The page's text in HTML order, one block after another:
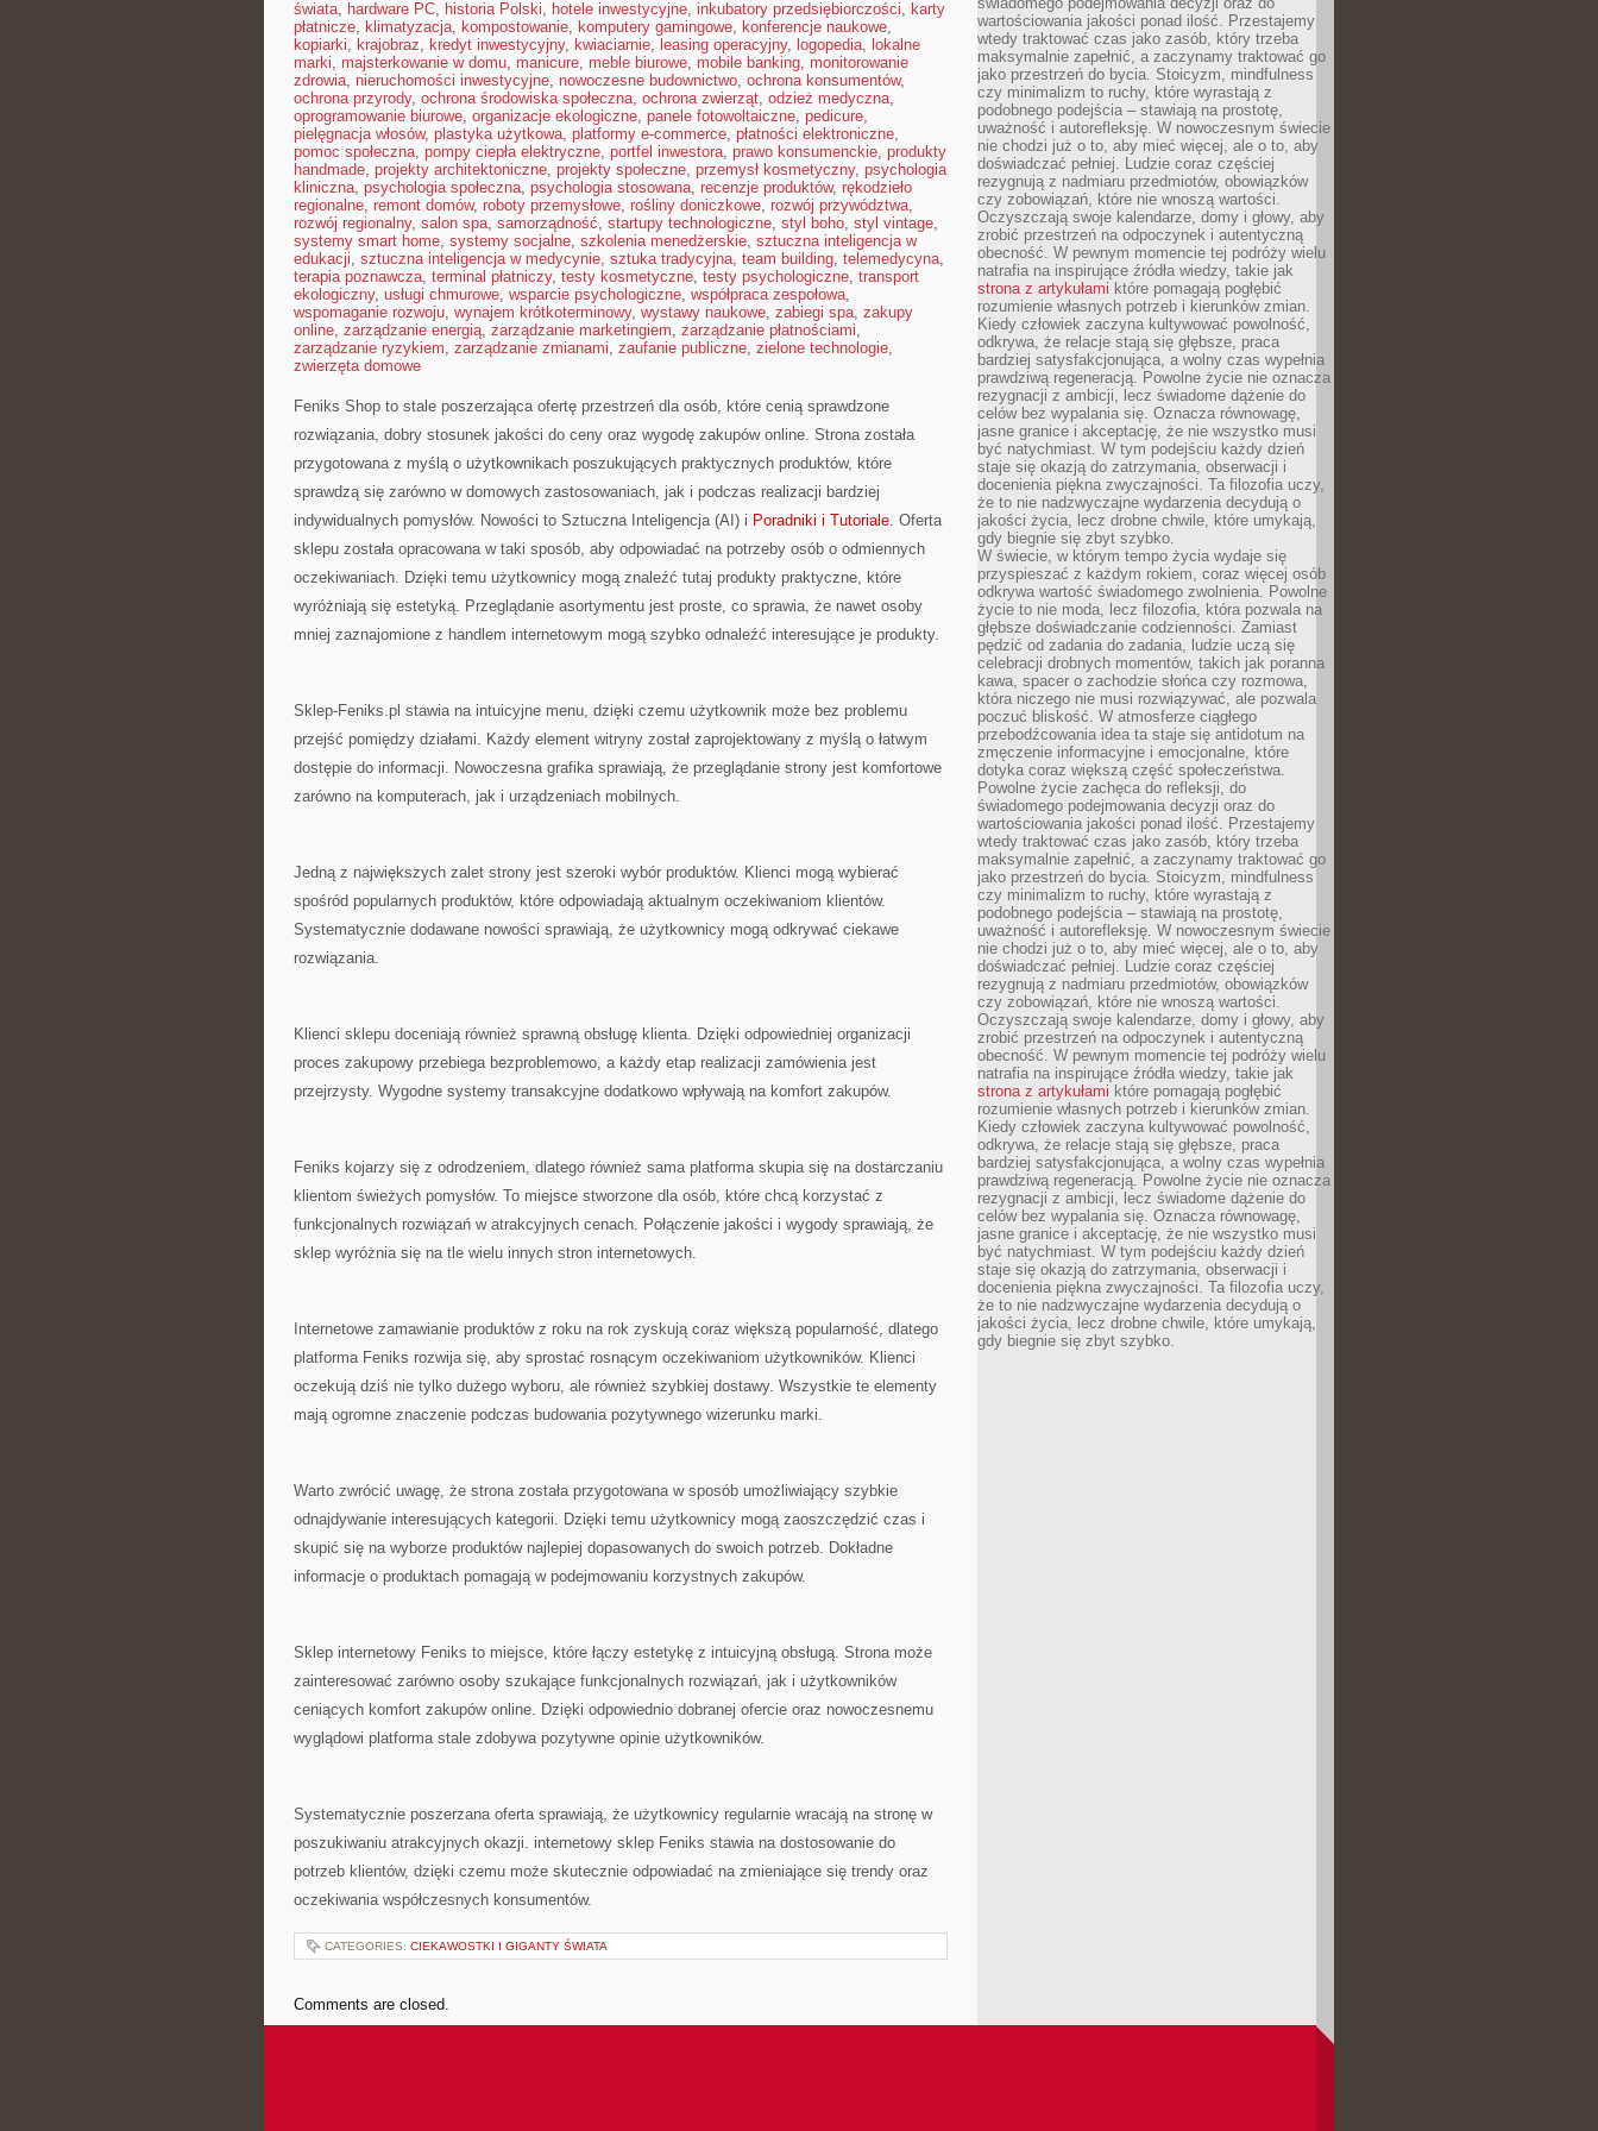
świata, hardware PC, historia Polski, hotele inwestycyjne, inkubatory przedsiębiorczości, karty
płatnicze, klimatyzacja, kompostowanie, komputery gamingowe, konferencje naukowe,
kopiarki, krajobraz, kredyt inwestycyjny, kwiaciarnie, leasing operacyjny, logopedia, lokalne
marki, majsterkowanie w domu, manicure, meble biurowe, mobile banking, monitorowanie
zdrowia, nieruchomości inwestycyjne, nowoczesne budownictwo, ochrona konsumentów,
ochrona przyrody, ochrona środowiska społeczna, ochrona zwierząt, odzież medyczna,
oprogramowanie biurowe, organizacje ekologiczne, panele fotowoltaiczne, pedicure,
pielęgnacja włosów, plastyka użytkowa, platformy e-commerce, płatności elektroniczne,
pomoc społeczna, pompy ciepła elektryczne, portfel inwestora, prawo konsumenckie, produkty
handmade, projekty architektoniczne, projekty społeczne, przemysł kosmetyczny, psychologia
kliniczna, psychologia społeczna, psychologia stosowana, recenzje produktów, rękodzieło
regionalne, remont domów, roboty przemysłowe, rośliny doniczkowe, rozwój przywództwa,
rozwój regionalny, salon spa, samorządność, startupy technologiczne, styl boho, styl vintage,
systemy smart home, systemy socjalne, szkolenia menedżerskie, sztuczna inteligencja w
edukacji, sztuczna inteligencja w medycynie, sztuka tradycyjna, team building, telemedycyna,
terapia poznawcza, terminal płatniczy, testy kosmetyczne, testy psychologiczne, transport
ekologiczny, usługi chmurowe, wsparcie psychologiczne, współpraca zespołowa,
wspomaganie rozwoju, wynajem krótkoterminowy, wystawy naukowe, zabiegi spa, zakupy
online, zarządzanie energią, zarządzanie marketingiem, zarządzanie płatnościami,
zarządzanie ryzykiem, zarządzanie zmianami, zaufanie publiczne, zielone technologie,
zwierzęta domowe
Feniks Shop to stale poszerzająca ofertę przestrzeń dla osób, które cenią sprawdzone
rozwiązania, dobry stosunek jakości do ceny oraz wygodę zakupów online. Strona została
przygotowana z myślą o użytkownikach poszukujących praktycznych produktów, które
sprawdzą się zarówno w domowych zastosowaniach, jak i podczas realizacji bardziej
indywidualnych pomysłów. Nowości to Sztuczna Inteligencja (AI) i Poradniki i Tutoriale. Oferta
sklepu została opracowana w taki sposób, aby odpowiadać na potrzeby osób o odmiennych
oczekiwaniach. Dzięki temu użytkownicy mogą znaleźć tutaj produkty praktyczne, które
wyróżniają się estetyką. Przeglądanie asortymentu jest proste, co sprawia, że nawet osoby
mniej zaznajomione z handlem internetowym mogą szybko odnaleźć interesujące je produkty.
Sklep-Feniks.pl stawia na intuicyjne menu, dzięki czemu użytkownik może bez problemu
przejść pomiędzy działami. Każdy element witryny został zaprojektowany z myślą o łatwym
dostępie do informacji. Nowoczesna grafika sprawiają, że przeglądanie strony jest komfortowe
zarówno na komputerach, jak i urządzeniach mobilnych.
Jedną z największych zalet strony jest szeroki wybór produktów. Klienci mogą wybierać
spośród popularnych produktów, które odpowiadają aktualnym oczekiwaniom klientów.
Systematycznie dodawane nowości sprawiają, że użytkownicy mogą odkrywać ciekawe
rozwiązania.
Klienci sklepu doceniają również sprawną obsługę klienta. Dzięki odpowiedniej organizacji
proces zakupowy przebiega bezproblemowo, a każdy etap realizacji zamówienia jest
przejrzysty. Wygodne systemy transakcyjne dodatkowo wpływają na komfort zakupów.
Feniks kojarzy się z odrodzeniem, dlatego również sama platforma skupia się na dostarczaniu
klientom świeżych pomysłów. To miejsce stworzone dla osób, które chcą korzystać z
funkcjonalnych rozwiązań w atrakcyjnych cenach. Połączenie jakości i wygody sprawiają, że
sklep wyróżnia się na tle wielu innych stron internetowych.
Internetowe zamawianie produktów z roku na rok zyskują coraz większą popularność, dlatego
platforma Feniks rozwija się, aby sprostać rosnącym oczekiwaniom użytkowników. Klienci
oczekują dziś nie tylko dużego wyboru, ale również szybkiej dostawy. Wszystkie te elementy
mają ogromne znaczenie podczas budowania pozytywnego wizerunku marki.
Warto zwrócić uwagę, że strona została przygotowana w sposób umożliwiający szybkie
odnajdywanie interesujących kategorii. Dzięki temu użytkownicy mogą zaoszczędzić czas i
skupić się na wyborze produktów najlepiej dopasowanych do swoich potrzeb. Dokładne
informacje o produktach pomagają w podejmowaniu korzystnych zakupów.
Sklep internetowy Feniks to miejsce, które łączy estetykę z intuicyjną obsługą. Strona może
zainteresować zarówno osoby szukające funkcjonalnych rozwiązań, jak i użytkowników
ceniących komfort zakupów online. Dzięki odpowiednio dobranej ofercie oraz nowoczesnemu
wyglądowi platforma stale zdobywa pozytywne opinie użytkowników.
Systematycznie poszerzana oferta sprawiają, że użytkownicy regularnie wracają na stronę w
poszukiwaniu atrakcyjnych okazji. internetowy sklep Feniks stawia na dostosowanie do
potrzeb klientów, dzięki czemu może skutecznie odpowiadać na zmieniające się trendy oraz
oczekiwania współczesnych konsumentów.
CATEGORIES: CIEKAWOSTKI I GIGANTY ŚWIATA
Comments are closed.
wartościowania jakości ponad ilość. Przestajemy
wtedy traktować czas jako zasób, który trzeba
maksymalnie zapełnić, a zaczynamy traktować go
jako przestrzeń do bycia. Stoicyzm, mindfulness
czy minimalizm to ruchy, które wyrastają z
podobnego podejścia – stawiają na prostotę,
uważność i autorefleksję. W nowoczesnym świecie
nie chodzi już o to, aby mieć więcej, ale o to, aby
doświadczać pełniej. Ludzie coraz częściej
rezygnują z nadmiaru przedmiotów, obowiązków
czy zobowiązań, które nie wnoszą wartości.
Oczyszczają swoje kalendarze, domy i głowy, aby
zrobić przestrzeń na odpoczynek i autentyczną
obecność. W pewnym momencie tej podróży wielu
natrafia na inspirujące źródła wiedzy, takie jak
strona z artykułami które pomagają pogłębić
rozumienie własnych potrzeb i kierunków zmian.
Kiedy człowiek zaczyna kultywować powolność,
odkrywa, że relacje stają się głębsze, praca
bardziej satysfakcjonująca, a wolny czas wypełnia
prawdziwą regeneracją. Powolne życie nie oznacza
rezygnacji z ambicji, lecz świadome dążenie do
celów bez wypalania się. Oznacza równowagę,
jasne granice i akceptację, że nie wszystko musi
być natychmiast. W tym podejściu każdy dzień
staje się okazją do zatrzymania, obserwacji i
docenienia piękna zwyczajności. Ta filozofia uczy,
że to nie nadzwyczajne wydarzenia decydują o
jakości życia, lecz drobne chwile, które umykają,
gdy biegnie się zbyt szybko.
W świecie, w którym tempo życia wydaje się
przyspieszać z każdym rokiem, coraz więcej osób
odkrywa wartość świadomego zwolnienia. Powolne
życie to nie moda, lecz filozofia, która pozwala na
głębsze doświadczanie codzienności. Zamiast
pędzić od zadania do zadania, ludzie uczą się
celebracji drobnych momentów, takich jak poranna
kawa, spacer o zachodzie słońca czy rozmowa,
która niczego nie musi rozwiązywać, ale pozwala
poczuć bliskość. W atmosferze ciągłego
przebodźcowania idea ta staje się antidotum na
zmęczenie informacyjne i emocjonalne, które
dotyka coraz większą część społeczeństwa.
Powolne życie zachęca do refleksji, do
świadomego podejmowania decyzji oraz do
wartościowania jakości ponad ilość. Przestajemy
wtedy traktować czas jako zasób, który trzeba
maksymalnie zapełnić, a zaczynamy traktować go
jako przestrzeń do bycia. Stoicyzm, mindfulness
czy minimalizm to ruchy, które wyrastają z
podobnego podejścia – stawiają na prostotę,
uważność i autorefleksję. W nowoczesnym świecie
nie chodzi już o to, aby mieć więcej, ale o to, aby
doświadczać pełniej. Ludzie coraz częściej
rezygnują z nadmiaru przedmiotów, obowiązków
czy zobowiązań, które nie wnoszą wartości.
Oczyszczają swoje kalendarze, domy i głowy, aby
zrobić przestrzeń na odpoczynek i autentyczną
obecność. W pewnym momencie tej podróży wielu
natrafia na inspirujące źródła wiedzy, takie jak
strona z artykułami które pomagają pogłębić
rozumienie własnych potrzeb i kierunków zmian.
Kiedy człowiek zaczyna kultywować powolność,
odkrywa, że relacje stają się głębsze, praca
bardziej satysfakcjonująca, a wolny czas wypełnia
prawdziwą regeneracją. Powolne życie nie oznacza
rezygnacji z ambicji, lecz świadome dążenie do
celów bez wypalania się. Oznacza równowagę,
jasne granice i akceptację, że nie wszystko musi
być natychmiast. W tym podejściu każdy dzień
staje się okazją do zatrzymania, obserwacji i
docenienia piękna zwyczajności. Ta filozofia uczy,
że to nie nadzwyczajne wydarzenia decydują o
jakości życia, lecz drobne chwile, które umykają,
gdy biegnie się zbyt szybko.